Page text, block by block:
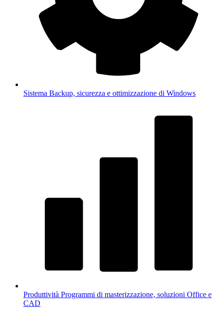
Sistema Backup, sicurezza e ottimizzazione di Windows
Produttività Programmi di masterizzazione, soluzioni Office e
CAD